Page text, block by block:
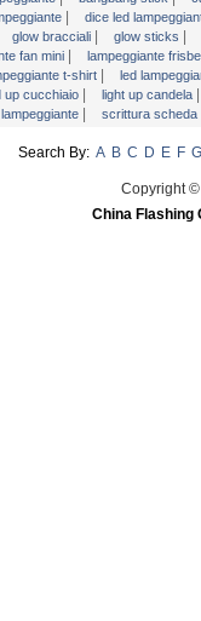
|
dice led
glow bracciali | glow sticks |
fan mini |
lampeggiante
t-shirt | led
up cucchiaio | light up candela
| scrittura
Search By: A B C D E F G
Copyright
China Flashing